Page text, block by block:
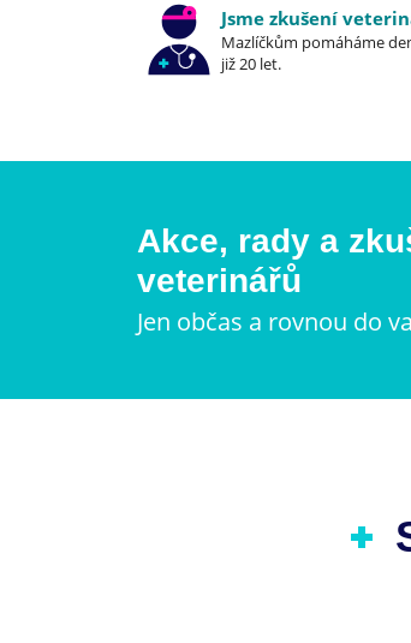
Jsme zkušení
Mazlíčkům pomáháme
již 20 let.
Akce, rady a
veterinářů
Jen občas a rovnou do